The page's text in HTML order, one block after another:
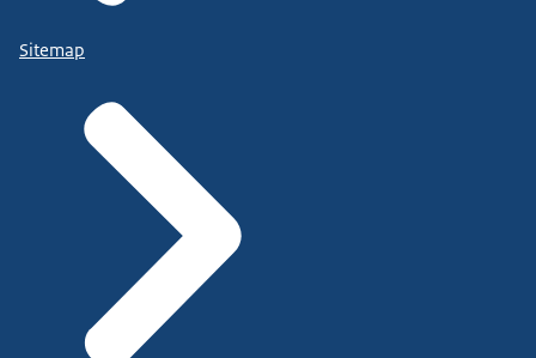
Sitemap